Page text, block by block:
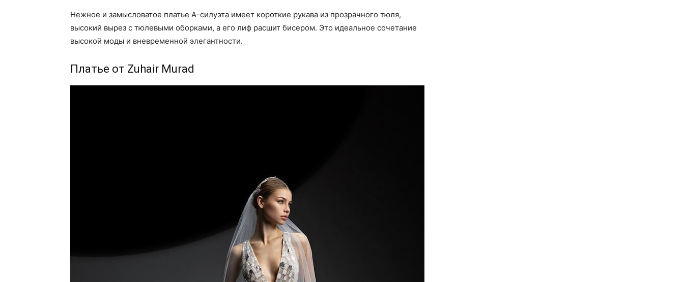
Нежное и замысловатое платье А-силуэта имеет короткие рукава из прозрачного тюля,
высокий вырез с тюлевыми оборками, а его лиф расшит бисером. Это идеальное сочетание
высокой моды и вневременной элегантности.
Платье от Zuhair Murad